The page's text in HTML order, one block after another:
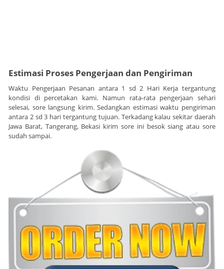
Estimasi Proses Pengerjaan dan Pengiriman
Waktu Pengerjaan Pesanan antara 1 sd 2 Hari Kerja tergantung
kondisi di percetakan kami. Namun rata-rata pengerjaan sehari
selesai, sore langsung kirim. Sedangkan estimasi waktu pengiriman
antara 2 sd 3 hari tergantung tujuan. Terkadang kalau sekitar daerah
Jawa Barat, Tangerang, Bekasi kirim sore ini besok siang atau sore
sudah sampai.